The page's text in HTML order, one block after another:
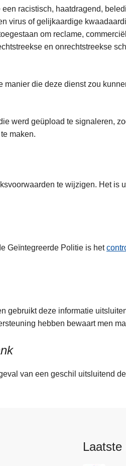
racistisch, haatdragend,
virus of gelijkaardige
om reclame,
en onrechtstreekse
die deze dienst zou
werd geüpload te signaleren,
maken.
te wijzigen. Het
Geïntegreerde Politie is het
gebruikt deze informatie
hebben bewaart men
van een geschil uitsluitend
Laatste